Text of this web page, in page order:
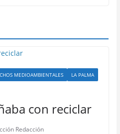
MEDIOAMBIENTALES
LA PALMA
con reciclar
Redacción